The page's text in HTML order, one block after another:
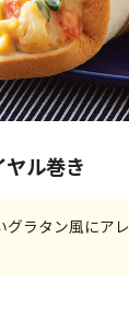
ル巻き
グラタン風にアレ